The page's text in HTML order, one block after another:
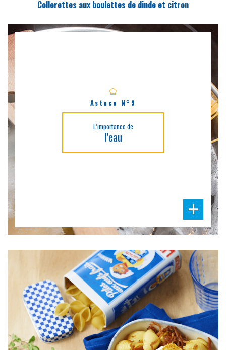
Collerettes aux boulettes de dinde et citron
Astuce N°9
L’importance de
l’eau
DIFFICULTÉ